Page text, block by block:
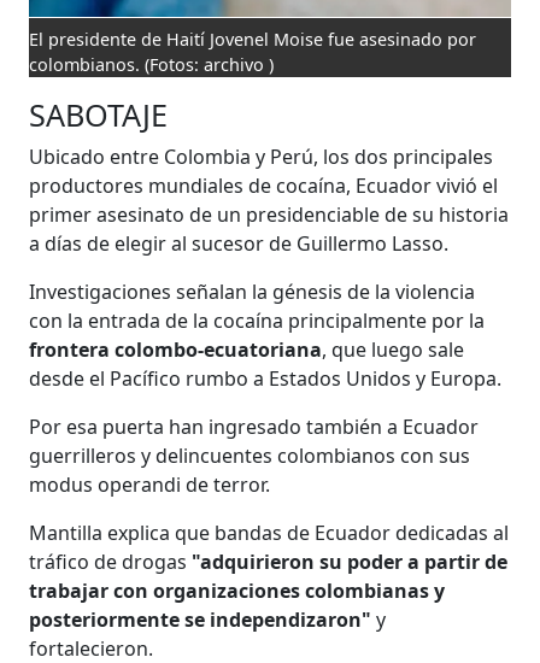
El presidente de Haití Jovenel Moise fue asesinado por
colombianos.(Fotos: archivo )
SABOTAJE
Ubicado entre Colombia y Perú, los dos principales
productores mundiales de cocaína, Ecuador vivió el
primer asesinato de un presidenciable de su historia
a días de elegir al sucesor de Guillermo Lasso.
Investigaciones señalan la génesis de la violencia
con la entrada de la cocaína principalmente por la
frontera colombo-ecuatoriana, que luego sale
desde el Pacífico rumbo a Estados Unidos y Europa.
Por esa puerta han ingresado también a Ecuador
guerrilleros y delincuentes colombianos con sus
modus operandi de terror.
Mantilla explica que bandas de Ecuador dedicadas al
tráfico de drogas "adquirieron su poder a partir de
trabajar con organizaciones colombianas y
posteriormente se independizaron"y
fortalecieron.